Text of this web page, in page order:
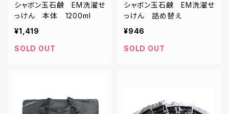
シャボン玉石鹸 EM洗濯せ
っけん 本体 1200ml
¥1,419
SOLD OUT
シャボン玉石鹸 EM洗濯せ
っけん 詰め替え
¥946
SOLD OUT